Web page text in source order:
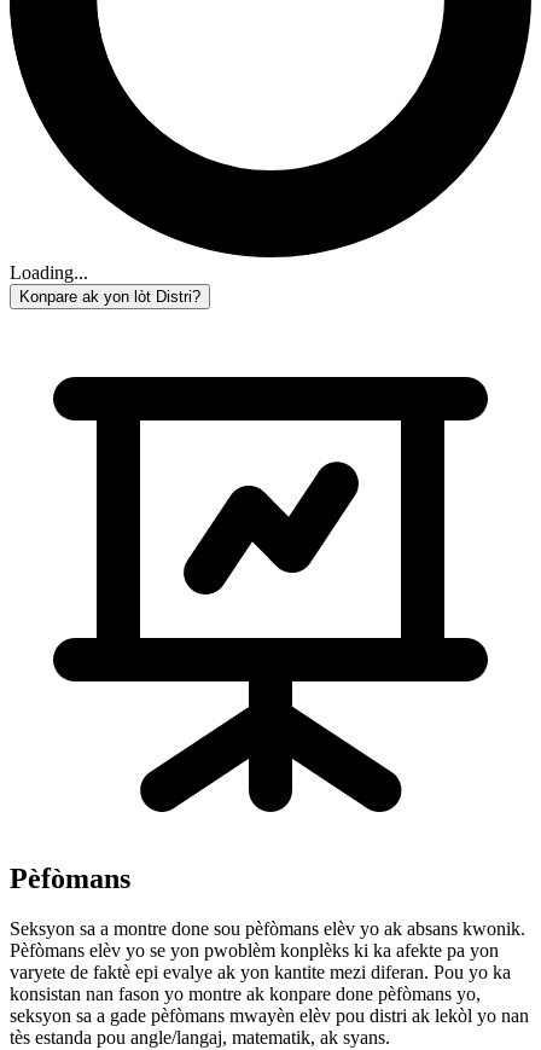
Loading...
Konpare ak yon lòt Distri?
Pèfòmans
Seksyon sa a montre done sou pèfòmans elèv yo ak absans kwonik.
Pèfòmans elèv yo se yon pwoblèm konplèks ki ka afekte pa yon
varyete de faktè epi evalye ak yon kantite mezi diferan. Pou yo ka
konsistan nan fason yo montre ak konpare done pèfòmans yo,
seksyon sa a gade pèfòmans mwayèn elèv pou distri ak lekòl yo nan
tès estanda pou angle/langaj, matematik, ak syans.